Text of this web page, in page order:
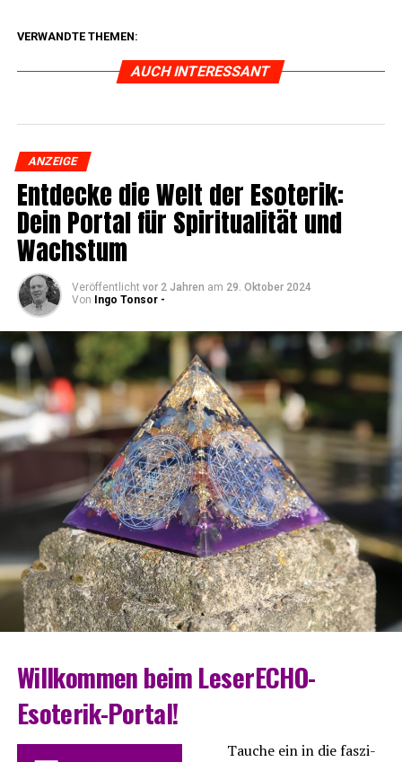
VERWANDTE THEMEN:
AUCH INTERESSANT
ANZEIGE
Ent­de­cke die Welt der Eso­te­rik:
Dein Por­tal für Spi­ri­tua­li­tät und
Wachstum
Veröffentlicht vor 2 Jahren am 29. Oktober 2024
Von
Ingo Tonsor -
Will­kom­men beim LeserECHO-
Esoterik-Portal!
Tau­che ein in die fas­zi­